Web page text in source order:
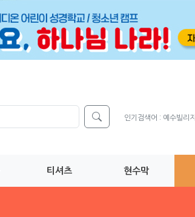
인기검색어 : 예수빌리지
티셔츠 현수막